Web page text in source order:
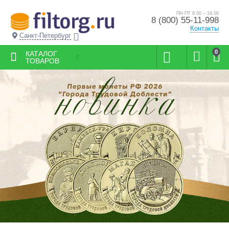
Санкт-Петербург
ПН-ПТ 8.00 – 16.00
8 (800) 55-11-998
Контакты
0
КАТАЛОГ
ТОВАРОВ